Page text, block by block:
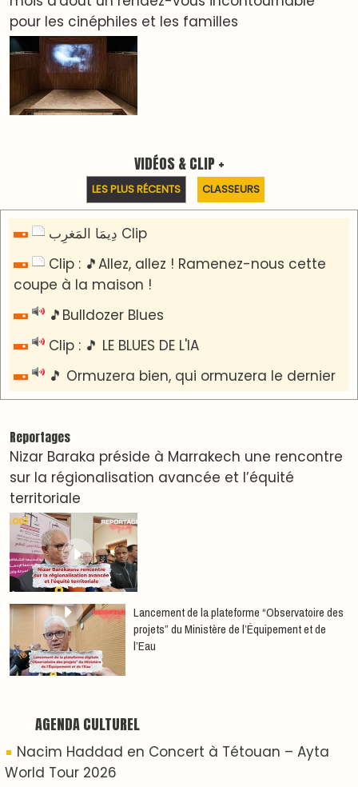
🎵 Ormuzera bien, qui ormuzera le dernier
Reportages
Nizar Baraka préside à Marrakech une rencontre
sur la régionalisation avancée et l’équité
projets” du Ministère de l’Équipement et de
l’Eau
AGENDA CULTUREL
Nacim Haddad en Concert à Tétouan – Ayta
Nacim Haddad débarque à Tanger : Le Souffle
du Nord s'éveille !
Nacim Haddad Ayta World Tour à Rabat ( 4ème
date )
Hatim Ammor En Concert Exclusif à Tanger : Un
show Live Exceptionnel Cet été !
YASSAR présente son nouveau spectacle
"LAMHAYAB" à Rabat